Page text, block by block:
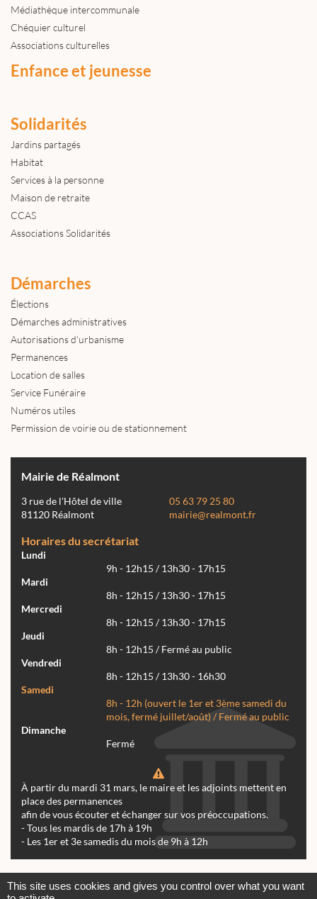
Médiathèque intercommunale
Chéquier culturel
Associations culturelles
Enfance et jeunesse
Solidarités
Jardins partagés
Habitat
Services à la personne
Maison de retraite
CCAS
Associations Solidarités
Démarches
Élections
Démarches administratives
Autorisations d'urbanisme
Permanences
Location de salles
Service Funéraire
Numéros utiles
Permission de voirie ou de stationnement
Mairie de Réalmont
3 rue de l'Hôtel de ville
81120 Réalmont
05 63 79 25 80
mairie@realmont.fr
Horaires du secrétariat
Lundi
9h - 12h15 / 13h30 - 17h15
Mardi
8h - 12h15 / 13h30 - 17h15
Mercredi
8h - 12h15 / 13h30 - 17h15
Jeudi
8h - 12h15 / Fermé au public
Vendredi
8h - 12h15 / 13h30 - 16h30
Samedi
8h - 12h (ouvert le 1er et 3ème samedi du
mois, fermé juillet/août) / Fermé au public
Dimanche
Fermé
À partir du mardi 31 mars, le maire et les adjoints mettent en
place des permanences
afin de vous écouter et échanger sur vos préoccupations.
- Tous les mardis de 17h à 19h
- Les 1er et 3e samedis du mois de 9h à 12h
This site uses cookies and gives you control over what you want